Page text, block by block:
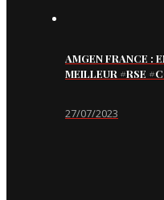
AMGEN FRANCE :
MEILLEUR #RSE
27/07/2023